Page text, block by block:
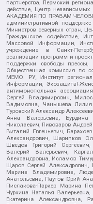
партнерства, Пермский
действие, Центр
АКАДЕМИЯ ПО ПРАВАМ
административной
Министров северных стран,
Гражданское содействие,
Массовой Информации,
учреждение в Санкт-
реализации программ и
поддержки свободы прессы,
Общественная комиссия по
МЕМО. РУ, Институт
Информации, Экозащита!-
антимонопольная
Сергей Владимирович,
Вадимовна, Чанышева Лилия
Туровский Александр
Анна Валерьевна,
Николаевич, Пивоваров Андрей
Виталий Евгеньевич,
Александрович, Шарипков
Шведов Григорий
Валерий Валерьевич,
Александровна, Исламов
Щаров Сергей Алексадрович,
Марина Владимировна,
Анатольевна, Паутов Юрий
Пислакова-Паркер Марина
Чуркина Наталья
Екатерина Александровна,